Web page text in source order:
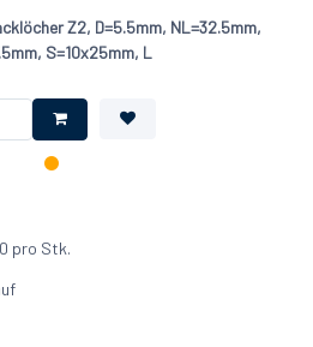
Z2, D=5.5mm, NL=32.5mm,
S=10x25mm, L
pro Stk.